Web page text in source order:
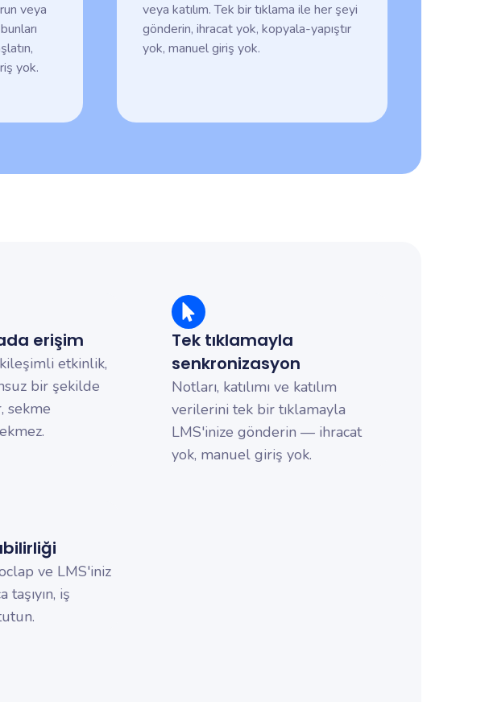
veya
yok.
veya katılım. Tek bir tıklama ile her şeyi
gönderin, ihracat yok, kopyala-yapıştır
yok, manuel giriş yok.
erişim
etkinlik,
bir şekilde
sekme
Tek tıklamayla
senkronizasyon
Notları, katılımı ve katılım
verilerini tek bir tıklamayla
LMS'inize gönderin — ihracat
yok, manuel giriş yok.
ve LMS'iniz
taşıyın, iş